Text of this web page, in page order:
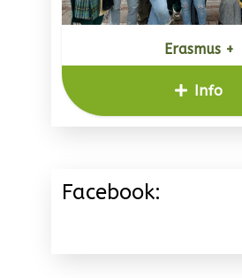
Erasmus +
Info
Facebook: